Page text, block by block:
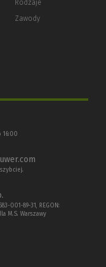
Rodzaje
Zawody
16:00
001-89-31, REGON:
M.S. Warszawy